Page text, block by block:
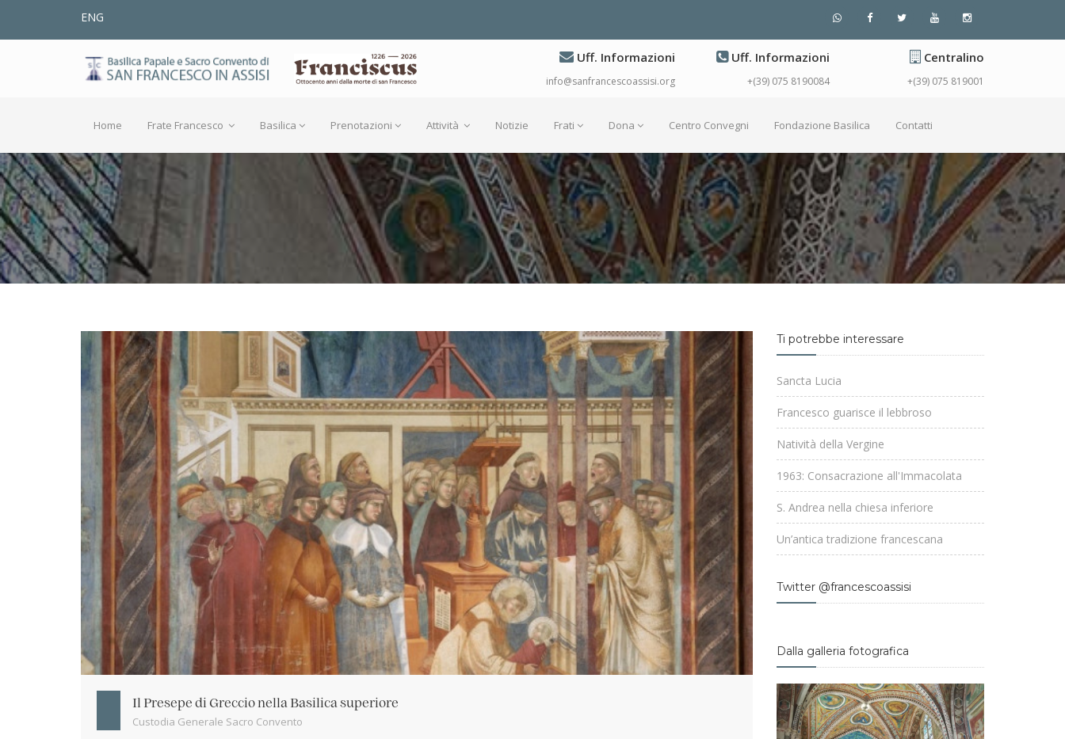
ENG
Uff. Informazioni
info@sanfrancescoassisi.org
Uff. Informazioni
+(39) 075 8190084
Centralino
+(39) 075 819001
Home Frate Francesco Basilica Prenotazioni Attività Notizie Frati Dona Centro Convegni Fondazione Basilica Contatti
Il Presepe di Greccio nella Basilica superiore
Custodia Generale Sacro Convento
Ti potrebbe interessare
Sancta Lucia
Francesco guarisce il lebbroso
Natività della Vergine
1963: Consacrazione all'Immacolata
S. Andrea nella chiesa inferiore
Un’antica tradizione francescana
Twitter @francescoassisi
Dalla galleria fotografica